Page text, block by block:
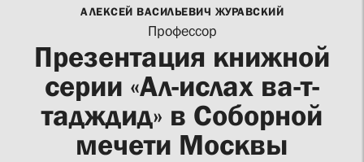
АЛЕКСЕЙ ВАСИЛЬЕВИЧ ЖУРАВСКИЙ
Профессор
Презентация книжной
серии «Ал-ислах ва-т-
тадждид» в Соборной
мечети Москвы